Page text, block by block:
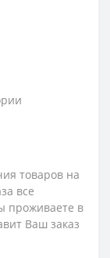
товаров на
все
проживаете в
Ваш заказ